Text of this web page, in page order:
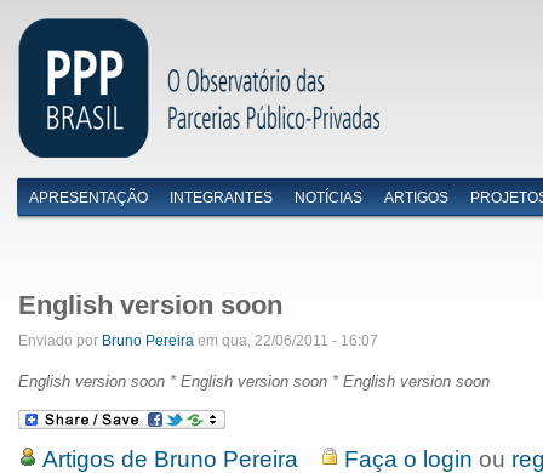
Menu primário
APRESENTAÇÃO INTEGRANTES NOTÍCIAS ARTIGOS
English version soon
Enviado por Bruno Pereira em qua, 22/06/2011 - 16:07
English version soon * English version soon * English version soon
Artigos de Bruno Pereira Faça o login ou